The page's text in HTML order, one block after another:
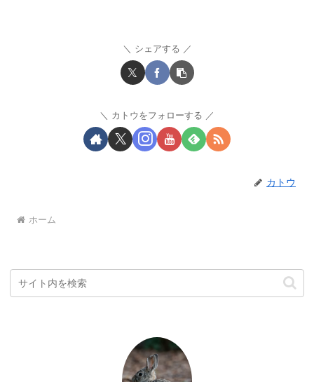
シェアする
カトウをフォローする
カトウ
ホーム